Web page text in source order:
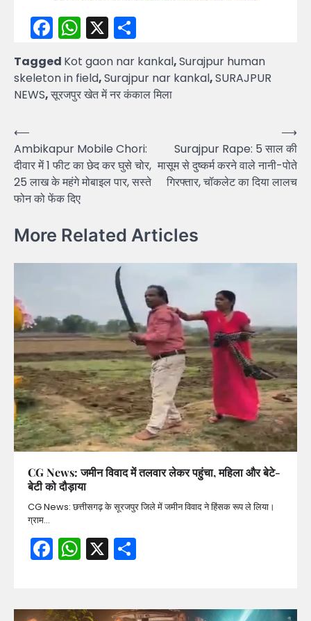
Facebook
WhatsApp
X
Tagged Kot gaon nar kankal,Surajpur human
skeleton in field,Surajpur nar kankal,SURAJPUR
NEWS,सूरजपुर खेत में नर कंकाल मिला
Post
navigation
⟵
Ambikapur Mobile Chori:
दीवार में 1 फीट का छेद कर घुसे चोर,
25 लाख के महंगे मोबाइल पार, सस्ते
फोन को फेंक दिए
Surajpur Rape: 5 साल की
मासूम से दुष्कर्म करने वाले नानी-पोते
गिरफ्तार, चॉकलेट का दिया लालच
⟶
More Related Articles
CG News: जमीन विवाद में तलवार लेकर पहुंचा, महिला और बेटे-
बेटी को दौड़ाया
CG News: छत्तीसगढ़ के सूरजपुर जिले में जमीन विवाद ने हिंसक रूप ले लिया।
ग्राम…
Facebook
WhatsApp
X